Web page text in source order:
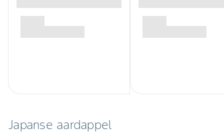
Japanse aardappel